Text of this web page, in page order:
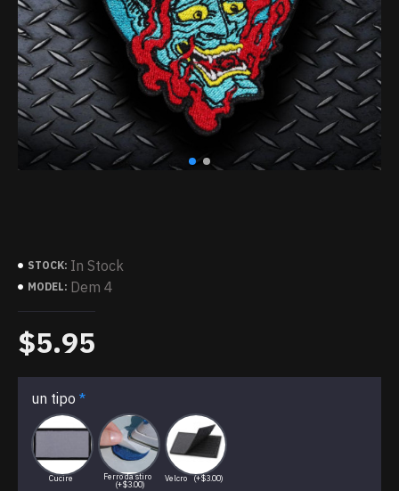
STOCK: In Stock
MODEL: Dem 4
$5.95
un tipo
Cucire
Ferro da stiro
(+$3.00)
Velcro (+$3.00)